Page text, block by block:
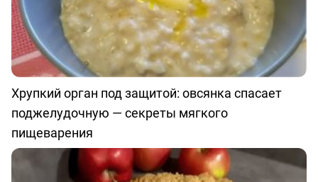
Хрупкий орган под защитой: овсянка спасает
поджелудочную — секреты мягкого
пищеварения